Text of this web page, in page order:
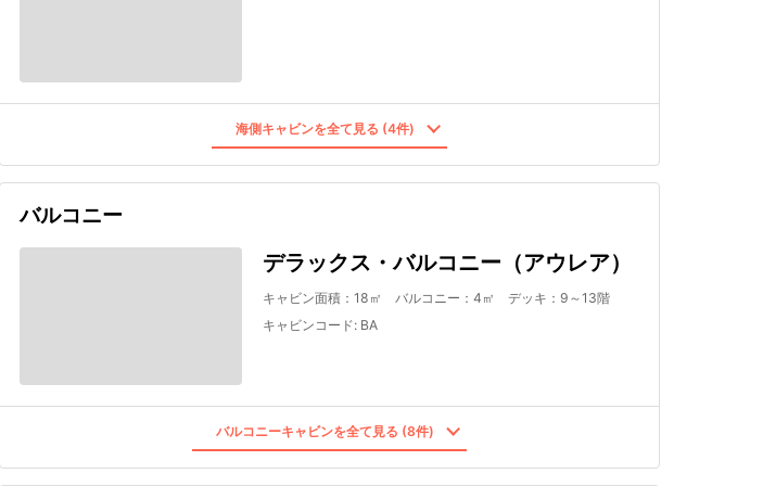
海側キャビンを全て見る (4件)
バルコニー
デラックス・バルコニー（アウレア）
キャビン面積：18㎡ バルコニー：4㎡ デッキ：9～13階
キャビンコード: BA
バルコニーキャビンを全て見る (8件)